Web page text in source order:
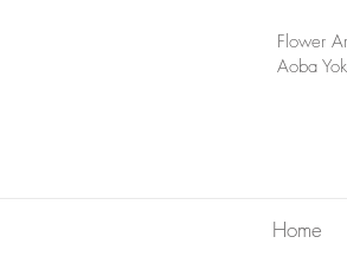
​Flower
Aoba
Home